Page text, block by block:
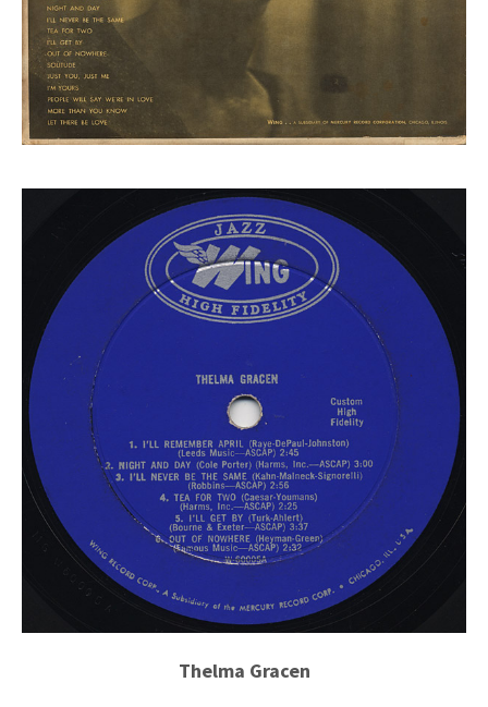
Thelma Gracen